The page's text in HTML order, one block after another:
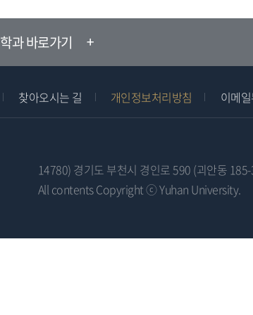
학과 바로가기
찾아오시는 길 개인정보처리방침 이메
14780) 경기도 부천시 경인로 590 (괴안동
All contents Copyright ⓒ Yuhan University.